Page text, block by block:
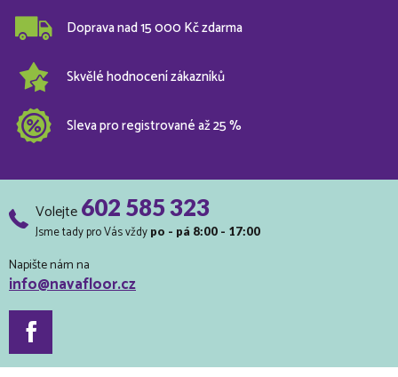
Doprava nad 15 000 Kč zdarma
Skvělé hodnocení zákazníků
Sleva pro registrované až 25 %
Volejte602 585 323
Jsme tady pro Vás vždy po - pá 8:00 - 17:00
Napište nám na
info@navafloor.cz